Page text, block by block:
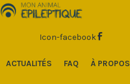
Aller
au
Icon-facebook
ACTUALITÉS FAQ À PROPOS